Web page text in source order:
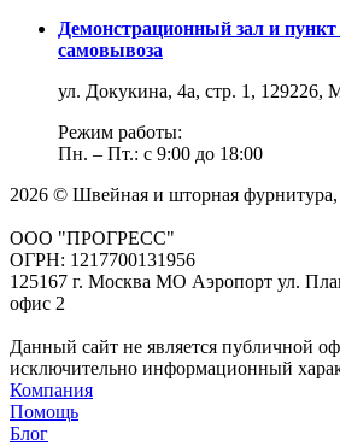
Демонстрационный зал и пункт
самовывоза
ул. Докукина, 4а, стр. 1, 129226,
Режим работы:
Пн. – Пт.: с 9:00 до 18:00
2026 © Швейная и шторная фурнитура,
ООО "ПРОГРЕСС"
ОГРН: 1217700131956
125167 г. Москва МО Аэропорт ул.
офис 2
Данный сайт не является публичной
исключительно информационный
Компания
Помощь
Блог